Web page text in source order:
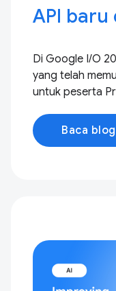
API baru
Di Google I / O
yang telah
untuk peserta
Baca blog